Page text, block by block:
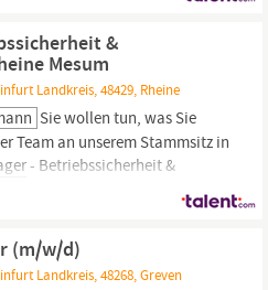
&
Mesum
Landkreis, 48429, Rheine
Sie wollen tun, was Sie
Team an unserem Stammsitz in
- Betriebssicherheit &
Firmenwagen zur dienstlichen
Sie bei uns ins Rollen:
Arbeits- und
(m/w/d)
Landkreis, 48268, Greven